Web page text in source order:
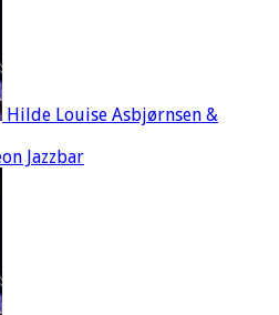
Hilde Louise Asbjørnsen &
Jazzbar